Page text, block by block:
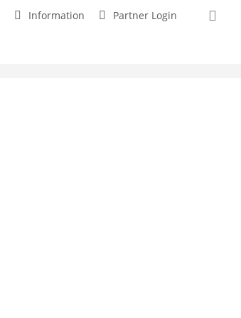
Information Partner Login